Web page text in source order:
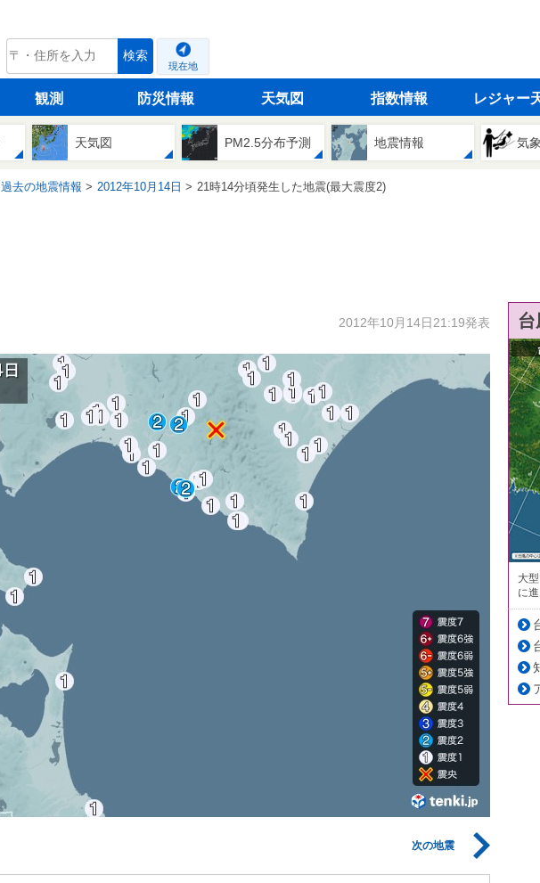
tenki.jp 検索
現在地
観測 防災情報 天気図 指数情報 レジャー
天気図 PM2.5分布予測 地震情報 気
過去の地震情報 2012年10月14日 21時14分頃発生した地震(最大震度2)
2012年10月14日21:19発表
次の地震
大
に